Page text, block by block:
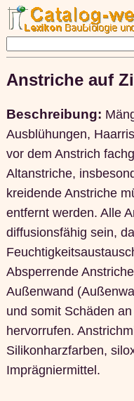
Anstriche auf
Beschreibung:
Ausblühungen,
vor dem Anstrich
Altanstriche,
kreidende Anstriche
entfernt werden. Alle
diffusionsfähig sein,
Absperrende
Außenwand
und somit Schäden
hervorrufen.
Silikonharzfarben,
Imprägniermittel.